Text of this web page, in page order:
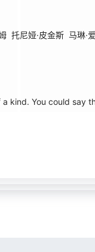
托尼娅·皮金斯 马琳·
You could say